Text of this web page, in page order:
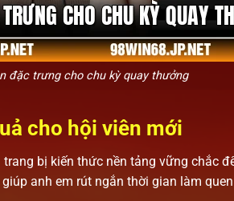
đặc trưng cho chu kỳ quay thưởng
cho hội viên mới
bị kiến thức nền tảng vững chắc
anh em rút ngắn thời gian làm